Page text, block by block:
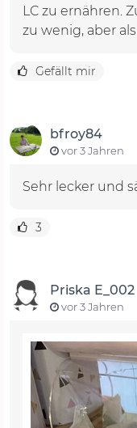
LC zu ernähren.
zu wenig, aber
Gefällt mir
bfroy84
vor 3 Jahren
Sehr lecker und
3
Priska E_002
vor 3 Jahren